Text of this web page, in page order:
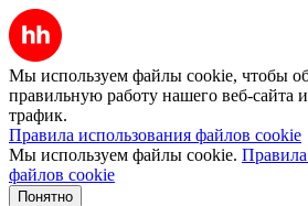
Мы используем файлы cookie, чтобы
правильную работу нашего веб-сайта
трафик.
Правила использования файлов cookie
Мы используем файлы cookie.
файлов cookie
Понятно